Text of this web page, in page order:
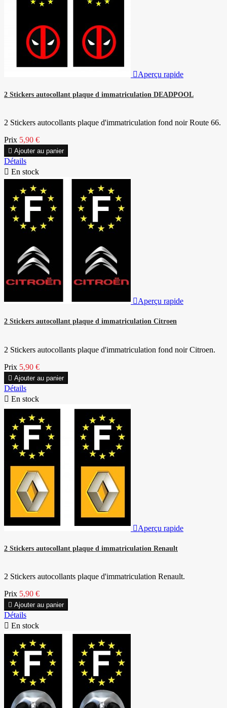
Aperçu rapide
2 Stickers autocollant plaque d immatriculation DEADPOOL
2 Stickers autocollants plaque d'immatriculation fond noir Route 66.
Prix 5,90 €
 Ajouter au panier
Détails
 En stock
Aperçu rapide
2 Stickers autocollant plaque d immatriculation Citroen
2 Stickers autocollants plaque d'immatriculation fond noir Citroen.
Prix 5,90 €
 Ajouter au panier
Détails
 En stock
Aperçu rapide
2 Stickers autocollant plaque d immatriculation Renault
2 Stickers autocollants plaque d'immatriculation Renault.
Prix 5,90 €
 Ajouter au panier
Détails
 En stock